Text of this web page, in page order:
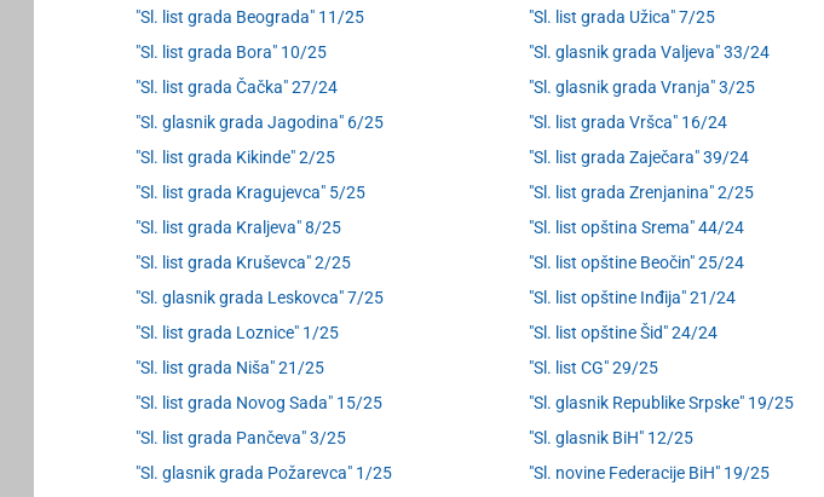
"Sl. list grada Beograda" 11/25
"Sl. list grada Bora" 10/25
"Sl. list grada Čačka" 27/24
"Sl. glasnik grada Jagodina" 6/25
"Sl. list grada Kikinde" 2/25
"Sl. list grada Kragujevca" 5/25
"Sl. list grada Kraljeva" 8/25
"Sl. list grada Kruševca" 2/25
"Sl. glasnik grada Leskovca" 7/25
"Sl. list grada Loznice" 1/25
"Sl. list grada Niša" 21/25
"Sl. list grada Novog Sada" 15/25
"Sl. list grada Pančeva" 3/25
"Sl. glasnik grada Požarevca" 1/25
"Sl. list grada Užica" 7/25
"Sl. glasnik grada Valjeva" 33/24
"Sl. glasnik grada Vranja" 3/25
"Sl. list grada Vršca" 16/24
"Sl. list grada Zaječara" 39/24
"Sl. list grada Zrenjanina" 2/25
"Sl. list opština Srema" 44/24
"Sl. list opštine Beočin" 25/24
"Sl. list opštine Inđija" 21/24
"Sl. list opštine Šid" 24/24
"Sl. list CG" 29/25
"Sl. glasnik Republike Srpske" 19/25
"Sl. glasnik BiH" 12/25
"Sl. novine Federacije BiH" 19/25